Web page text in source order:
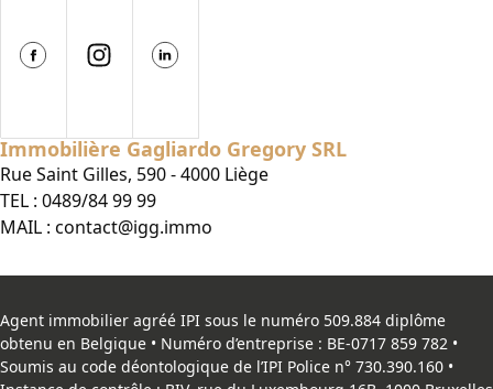
Immobilière Gagliardo Gregory SRL
Rue Saint Gilles, 590 - 4000 Liège
TEL : 0489/84 99 99
MAIL : contact@igg.immo
Agent immobilier agréé IPI sous le numéro 509.884 diplôme
obtenu en Belgique • Numéro d’entreprise : BE-0717 859 782 •
Soumis au code déontologique de l’IPI Police n° 730.390.160 •